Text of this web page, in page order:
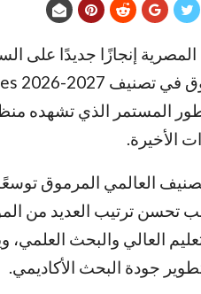
إنجازًا جديدًا على
المستمر الذي تشهده
الأخيرة.
العالمي المرموق
تحسن ترتيب العديد من
العالي والبحث العلمي،
جودة البحث الأكاديمي.